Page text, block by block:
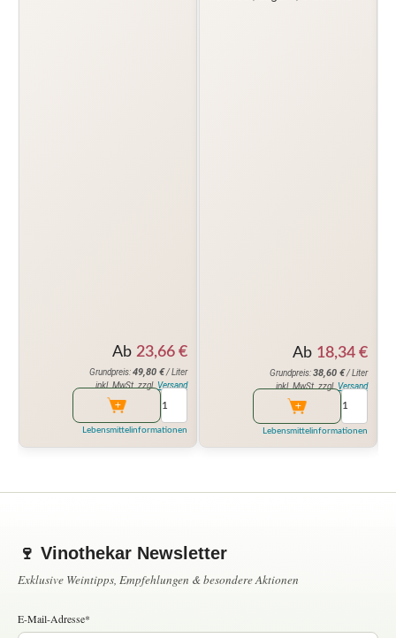
Ab 23,66 €
Grundpreis:49,80 €/ Liter
inkl. MwSt. zzgl.Versand
Lebensmittelinformationen
Ab 18,34 €
Grundpreis:38,60 €/ Liter
inkl. MwSt. zzgl. Versand
Lebensmittelinformationen
🍷 Vinothekar Newsletter
Exklusive Weintipps, Empfehlungen & besondere Aktionen
E-Mail-Adresse*